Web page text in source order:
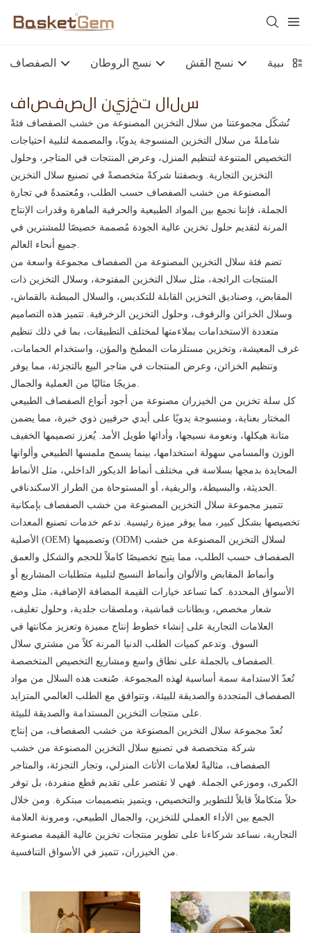
الصفصاف نسج الروطان نسج القش خشبية
سلال تخزين الصفصاف
تُشكّل مجموعتنا من سلال التخزين المصنوعة من خشب الصفصاف فئةً
شاملةً من سلال التخزين المنسوجة يدويًا، والمصممة لتلبية احتياجات
التخصيص المتنوعة لتنظيم المنزل، وعرض المنتجات في المتاجر، وحلول
التخزين التجارية. وبصفتنا شركةً متخصصةً في تصنيع سلال التخزين
المصنوعة من خشب الصفصاف حسب الطلب، ومُعتمدةً في تجارة
الجملة، فإننا نجمع بين المواد الطبيعية والحرفية الماهرة وقدرات الإنتاج
المرنة لتقديم حلول تخزين عالية الجودة مُصممة خصيصًا للمشترين في
تضم فئة سلال التخزين المصنوعة من الصفصاف مجموعة واسعة من
المنتجات الرائجة، مثل سلال التخزين المفتوحة، وسلال التخزين ذات
المقابض، وصناديق التخزين القابلة للتكديس، والسلال المبطنة بالقماش،
وسلال الخزائن والرفوف، وحلول التخزين الزخرفية. تتميز هذه التصاميم
متعددة الاستخدامات بملاءمتها لمختلف التطبيقات، بما في ذلك تنظيم
غرف المعيشة، وتخزين مستلزمات المطبخ والمؤن، واستخدام الحمامات،
وتنظيم الخزائن، وعرض المنتجات في متاجر البيع بالتجزئة، مما يوفر
كل سلة تخزين من الخيزران مصنوعة من أجود أنواع الصفصاف الطبيعي
المختار بعناية، ومنسوجة يدويًا على أيدي حرفيين ذوي خبرة، مما يضمن
متانة هيكلها، ونعومة نسيجها، وأدائها طويل الأمد. يُعزز تصميمها الخفيف
الوزن والمسامي سهولة استخدامها، بينما يسمح ملمسها الطبيعي وألوانها
المحايدة بدمجها بسلاسة في مختلف أنماط الديكور الداخلي، مثل الأنماط
تتميز مجموعة سلال التخزين المصنوعة من خشب الصفصاف بإمكانية
تخصيصها بشكل كبير، مما يوفر ميزة رئيسية. ندعم خدمات تصنيع المعدات
الأصلية (OEM) وتصميمها (ODM) لسلال التخزين المصنوعة من خشب
الصفصاف حسب الطلب، مما يتيح تخصيصًا كاملاً للحجم والشكل والعمق
وأنماط المقابض والألوان وأنماط النسيج لتلبية متطلبات المشاريع أو
الأسواق المحددة. كما تساعد خيارات القيمة المضافة الإضافية، مثل وضع
شعار مخصص، وبطانات قماشية، وملصقات جلدية، وحلول تغليف،
العلامات التجارية على إنشاء خطوط إنتاج مميزة وتعزيز مكانتها في
السوق. وتدعم كميات الطلب الدنيا المرنة كلاً من مشتري سلال
تُعدّ الاستدامة سمة أساسية لهذه المجموعة. صُنعت هذه السلال من مواد
الصفصاف المتجددة والصديقة للبيئة، وتتوافق مع الطلب العالمي المتزايد
تُعدّ مجموعة سلال التخزين المصنوعة من خشب الصفصاف، من إنتاج
شركة متخصصة في تصنيع سلال التخزين المصنوعة من خشب
الصفصاف، مثاليةً لعلامات الأثاث المنزلي، وتجار التجزئة، والمتاجر
الكبرى، وموزعي الجملة. فهي لا تقتصر على تقديم قطع منفردة، بل توفر
حلاً متكاملاً قابلاً للتطوير والتخصيص، ويتميز بتصميمات مبتكرة. ومن خلال
الجمع بين الأداء العملي للتخزين، والجمال الطبيعي، ومرونة العلامة
التجارية، نساعد شركاءنا على تطوير منتجات تخزين عالية القيمة مصنوعة